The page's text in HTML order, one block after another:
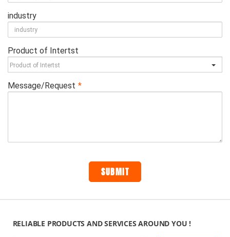
RELIABLE PRODUCTS AND SERVICES AROUND YOU !